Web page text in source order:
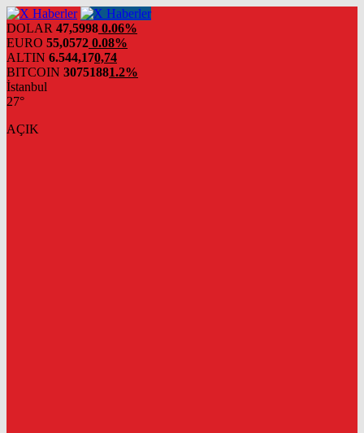
DOLAR 47,5998 0.06%
EURO 55,0572 0.08%
ALTIN 6.544,170,74
BITCOIN 30751881.2%
İstanbul
27°
AÇIK